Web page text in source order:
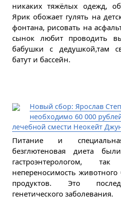
никаких тяжёлых одежд,
Ярик обожает гулять на
фонтана, рисовать на
сынок любит проводить
бабушки с дедушкой,там
батут и бассейн.
Новый сбор: Ярослав
необходимо 60 000
лечебной смести Неокейт
Питание и
безглютеновая диета
гастроэнтерологом,
непереносимость
продуктов. Это
генетического заболевания.